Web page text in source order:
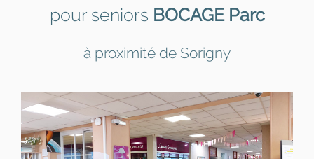
pour seniors BOCAGE Parc
à proximité de Sorigny